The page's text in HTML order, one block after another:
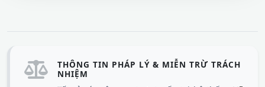
THÔNG TIN PHÁP LÝ & MIỄN TRỪ TRÁCH
NHIỆM